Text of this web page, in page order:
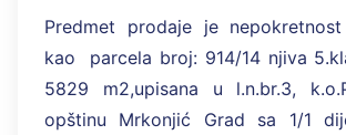
Predmet prodaje je
kao parcela broj: 914/14 njiva
5829 m2,upisana u l.n.br.3,
opštinu Mrkonjić Grad sa 1/1